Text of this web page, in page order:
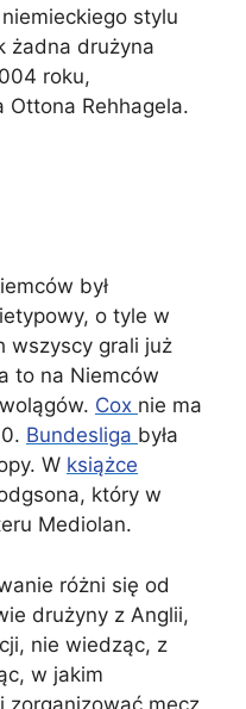
stylu
żadna drużyna
roku,
Ottona Rehhagela.
był
o tyle w
wszyscy grali już
to na Niemców
Cox nie ma
Bundesliga była
W książce
który w
Mediolan.
różni się od
drużyny z Anglii,
nie wiedząc, z
w jakim
zorganizować mecz